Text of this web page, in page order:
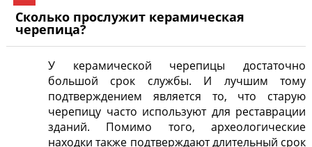
Сколько прослужит керамическая
черепица?
У керамической черепицы достаточно
большой срок службы. И лучшим тому
подтверждением является то, что старую
черепицу часто используют для реставрации
зданий. Помимо того, археологические
находки также подтверждают длительный срок